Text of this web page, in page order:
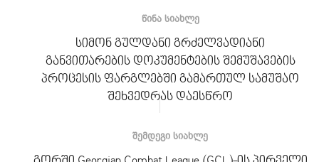
ᲬᲘᲜᲐ ᲡᲘᲐᲮᲚᲔ
სიმონ გულდანი გრძელვადიანი
განვითარების დოკუმენტების შემუშავების
პროცესის ფარგლებში გამართულ სამუშაო
შეხვედრას დაესწრო
ᲨᲔᲛᲓᲔᲒᲘ ᲡᲘᲐᲮᲚᲔ